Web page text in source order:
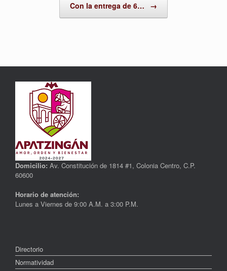
Con la entrega de 6… →
Domicilio: Av. Constitución de 1814 #1, Colonia Centro, C.P.
60600
Horario de atención:
Lunes a Viernes de 9:00 A.M. a 3:00 P.M.
Directorio
Normatividad